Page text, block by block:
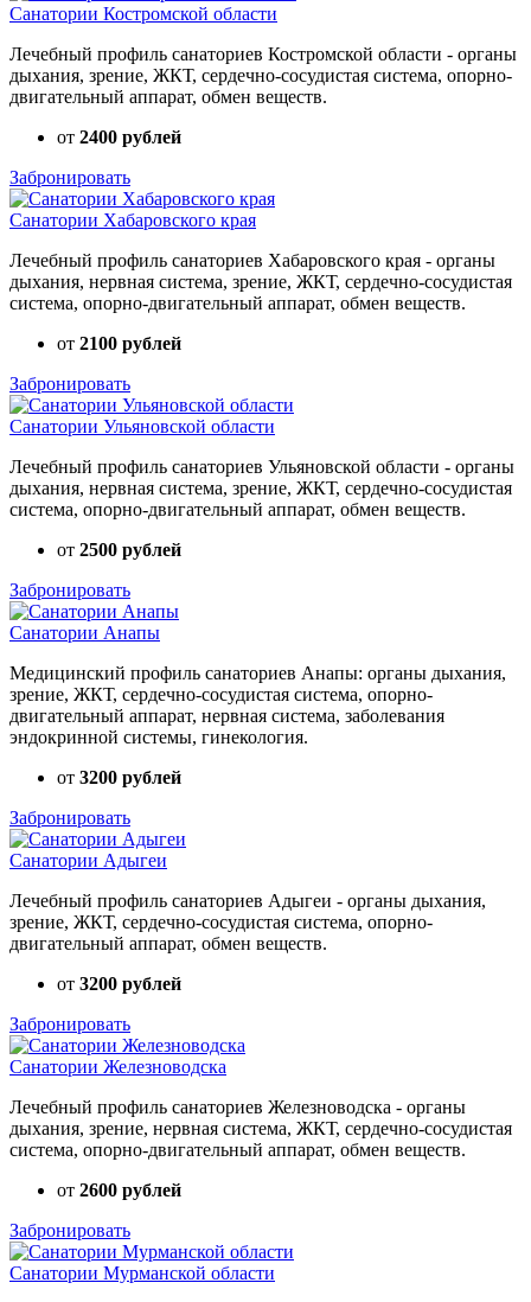
Санатории Костромской области
Лечебный профиль санаториев Костромской области - органы
дыхания, зрение, ЖКТ, сердечно-сосудистая система, опорно-
двигательный аппарат, обмен веществ.
от 2400 рублей
Забронировать
Санатории Хабаровского края
Лечебный профиль санаториев Хабаровского края - органы
дыхания, нервная система, зрение, ЖКТ, сердечно-сосудистая
система, опорно-двигательный аппарат, обмен веществ.
от 2100 рублей
Забронировать
Санатории Ульяновской области
Лечебный профиль санаториев Ульяновской области - органы
дыхания, нервная система, зрение, ЖКТ, сердечно-сосудистая
система, опорно-двигательный аппарат, обмен веществ.
от 2500 рублей
Забронировать
Санатории Анапы
Медицинский профиль санаториев Анапы: органы дыхания,
зрение, ЖКТ, сердечно-сосудистая система, опорно-
двигательный аппарат, нервная система, заболевания
эндокринной системы, гинекология.
от 3200 рублей
Забронировать
Санатории Адыгеи
Лечебный профиль санаториев Адыгеи - органы дыхания,
зрение, ЖКТ, сердечно-сосудистая система, опорно-
двигательный аппарат, обмен веществ.
от 3200 рублей
Забронировать
Санатории Железноводска
Лечебный профиль санаториев Железноводска - органы
дыхания, зрение, нервная система, ЖКТ, сердечно-сосудистая
система, опорно-двигательный аппарат, обмен веществ.
от 2600 рублей
Забронировать
Санатории Мурманской области